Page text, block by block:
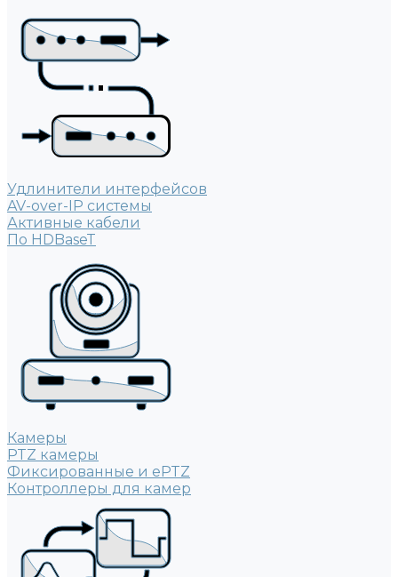
Удлинители интерфейсов
AV-over-IP системы
Активные кабели
По HDBaseT
Камеры
PTZ камеры
Фиксированные и ePTZ
Контроллеры для камер